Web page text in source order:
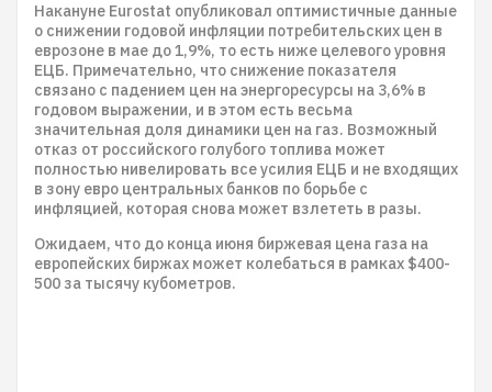
Накануне Eurostat опубликовал оптимистичные данные
о снижении годовой инфляции потребительских цен в
еврозоне в мае до 1,9%, то есть ниже целевого уровня
ЕЦБ. Примечательно, что снижение показателя
связано с падением цен на энергоресурсы на 3,6% в
годовом выражении, и в этом есть весьма
значительная доля динамики цен на газ. Возможный
отказ от российского голубого топлива может
полностью нивелировать все усилия ЕЦБ и не входящих
в зону евро центральных банков по борьбе с
инфляцией, которая снова может взлететь в разы.
Ожидаем, что до конца июня биржевая цена газа на
европейских биржах может колебаться в рамках $400-
500 за тысячу кубометров.